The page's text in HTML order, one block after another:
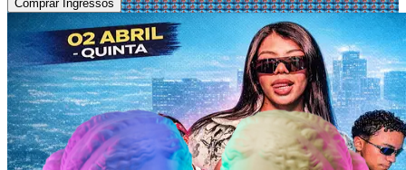
Comprar Ingressos